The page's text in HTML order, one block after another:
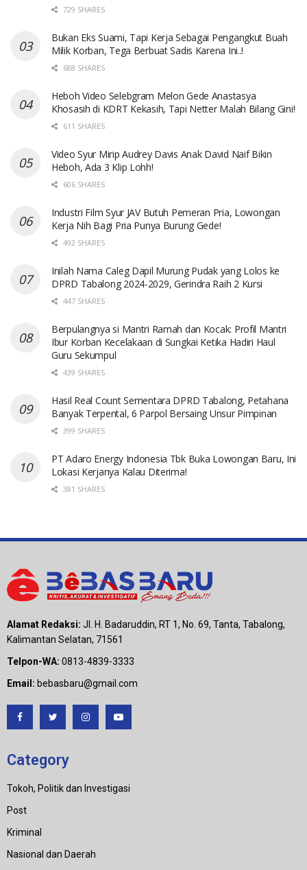
729 SHARES
Bukan Eks Suami, Tapi Kerja Sebagai Pengangkut Buah
Milik Korban, Tega Berbuat Sadis Karena Ini..!
688 SHARES
Heboh Video Selebgram Melon Gede Anastasya
Khosasih di KDRT Kekasih, Tapi Netter Malah Bilang Gini!
611 SHARES
Video Syur Mirip Audrey Davis Anak David Naif Bikin
Heboh, Ada 3 Klip Lohh!
606 SHARES
Industri Film Syur JAV Butuh Pemeran Pria, Lowongan
Kerja Nih Bagi Pria Punya Burung Gede!
492 SHARES
Inilah Nama Caleg Dapil Murung Pudak yang Lolos ke
DPRD Tabalong 2024-2029, Gerindra Raih 2 Kursi
447 SHARES
Berpulangnya si Mantri Ramah dan Kocak: Profil Mantri
Ibur Korban Kecelakaan di Sungkai Ketika Hadiri Haul
Guru Sekumpul
439 SHARES
Hasil Real Count Sementara DPRD Tabalong, Petahana
Banyak Terpental, 6 Parpol Bersaing Unsur Pimpinan
399 SHARES
PT Adaro Energy Indonesia Tbk Buka Lowongan Baru, Ini
Lokasi Kerjanya Kalau Diterima!
381 SHARES
Alamat Redaksi: Jl. H. Badaruddin, RT 1, No. 69, Tanta, Tabalong,
Kalimantan Selatan, 71561
Telpon-WA: 0813-4839-3333
Email: bebasbaru@gmail.com
Category
Tokoh, Politik dan Investigasi
Post
Kriminal
Nasional dan Daerah